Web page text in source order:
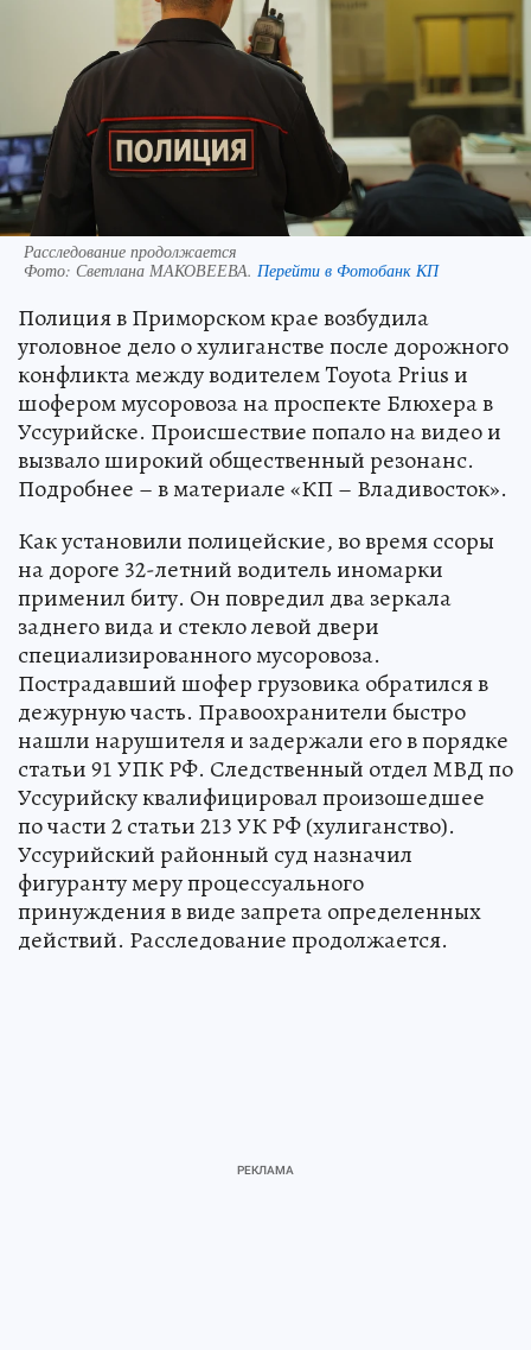
Расследование продолжается
Фото: Светлана МАКОВЕЕВА. Перейти в Фотобанк КП
Полиция в Приморском крае возбудила
уголовное дело о хулиганстве после дорожного
конфликта между водителем Toyota Prius и
шофером мусоровоза на проспекте Блюхера в
Уссурийске. Происшествие попало на видео и
вызвало широкий общественный резонанс.
Подробнее – в материале «КП – Владивосток».
Как установили полицейские, во время ссоры
на дороге 32-летний водитель иномарки
применил биту. Он повредил два зеркала
заднего вида и стекло левой двери
специализированного мусоровоза.
Пострадавший шофер грузовика обратился в
дежурную часть. Правоохранители быстро
нашли нарушителя и задержали его в порядке
статьи 91 УПК РФ. Следственный отдел МВД по
Уссурийску квалифицировал произошедшее
по части 2 статьи 213 УК РФ (хулиганство).
Уссурийский районный суд назначил
фигуранту меру процессуального
принуждения в виде запрета определенных
действий. Расследование продолжается.